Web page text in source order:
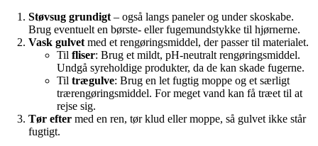
Støvsug grundigt– også langs paneler og under skoskabe.
Brug eventuelt en børste- eller fugemundstykke til hjørnerne.
Vask gulvetmed et rengøringsmiddel, der passer til materialet.
Til fliser: Brug et mildt, pH-neutralt rengøringsmiddel.
Undgå syreholdige produkter, da de kan skade fugerne.
Til trægulve: Brug en let fugtig moppe og et særligt
trærengøringsmiddel. For meget vand kan få træet til at
rejse sig.
Tør efter med en ren, tør klud eller moppe, så gulvet ikke står
fugtigt.